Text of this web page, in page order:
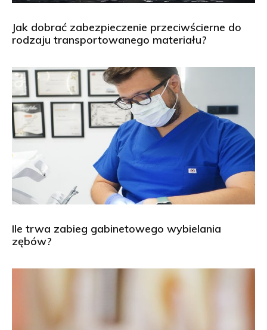
Jak dobrać zabezpieczenie przeciwścierne do
rodzaju transportowanego materiału?
Ile trwa zabieg gabinetowego wybielania
zębów?